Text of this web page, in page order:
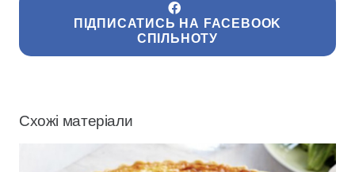
ПІДПИСАТИСЬ НА FACEBOOK
СПІЛЬНОТУ
Схожі матеріали